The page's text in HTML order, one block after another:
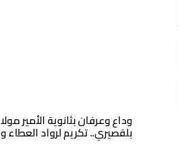
وداع وعرفان بثانوية الأمير
بلقصيري.. تكريم لرواد